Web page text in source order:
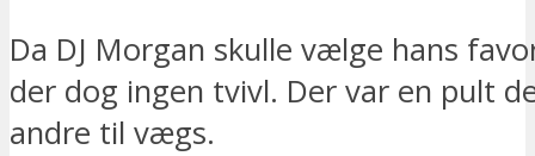
Da DJ Morgan skulle vælge hans
der dog ingen tvivl. Der var en pult
andre til vægs.